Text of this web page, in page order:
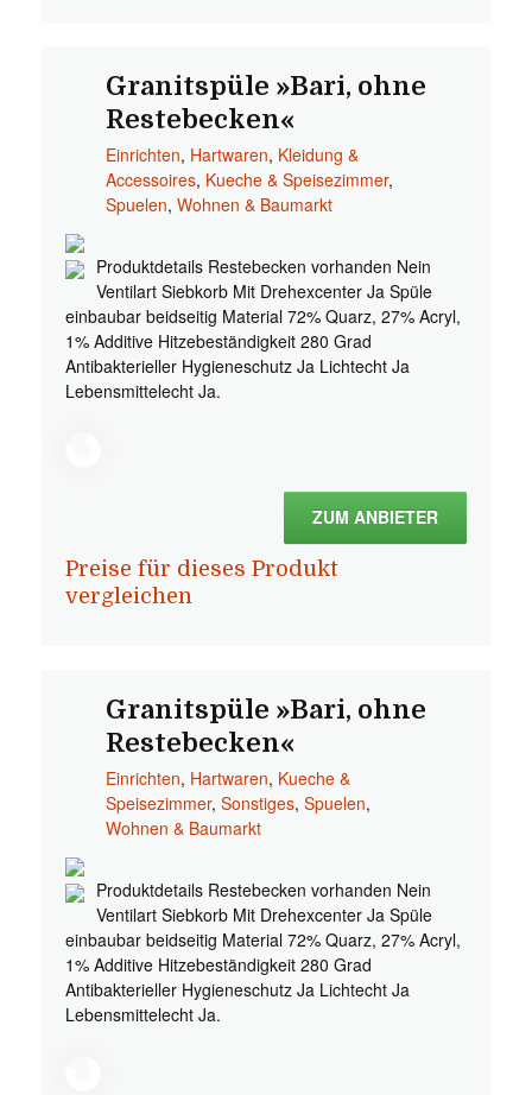
Granitspüle »Bari, ohne
Restebecken«
Einrichten, Hartwaren, Kleidung &
Accessoires, Kueche & Speisezimmer,
Spuelen, Wohnen & Baumarkt
Produktdetails Restebecken vorhanden Nein
Ventilart Siebkorb Mit Drehexcenter Ja Spüle
einbaubar beidseitig Material 72% Quarz, 27% Acryl,
1% Additive Hitzebeständigkeit 280 Grad
Antibakterieller Hygieneschutz Ja Lichtecht Ja
Lebensmittelecht Ja.
ZUM ANBIETER
Preise für dieses Produkt
vergleichen
Granitspüle »Bari, ohne
Restebecken«
Einrichten, Hartwaren, Kueche &
Speisezimmer, Sonstiges, Spuelen,
Wohnen & Baumarkt
Produktdetails Restebecken vorhanden Nein
Ventilart Siebkorb Mit Drehexcenter Ja Spüle
einbaubar beidseitig Material 72% Quarz, 27% Acryl,
1% Additive Hitzebeständigkeit 280 Grad
Antibakterieller Hygieneschutz Ja Lichtecht Ja
Lebensmittelecht Ja.